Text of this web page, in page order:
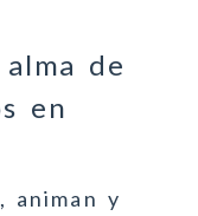
de
en
animan y